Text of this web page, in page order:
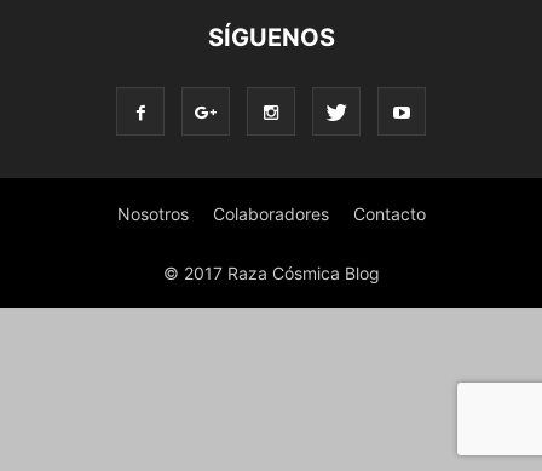
SÍGUENOS
Nosotros Colaboradores Contacto
© 2017 Raza Cósmica Blog